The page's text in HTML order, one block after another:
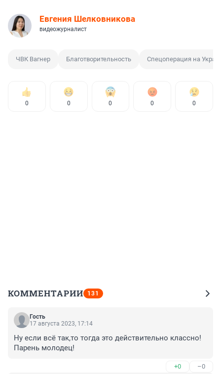
Евгения Шелковникова
видеожурналист
ЧВК Вагнер Благотворительность Спецоперация на
0 0 0 0 0
КОММЕНТАРИИ 131
Гость
17 августа 2023, 17:14
Ну если всё так,то тогда это действительно классно!
Парень молодец!
+0 –0